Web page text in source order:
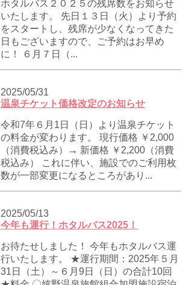
ホタルバス２０２５の残席数をお知らせ
いたします。 先日１３日（火）より予約
をスタートし、残席が少なくなってきた
日もございますので、ご予約はお早め
に！ ６月７日（...
2025/05/31
温泉チケット価格改定のお知らせ
令和7年６月1日（日）より温泉チケット
の料金が変わります。 現行価格 ￥2,000
（消費税込み）→ 新価格 ￥2,200（消費
税込み） これに伴い、施設でのご利用枚
数が一部変更になるところがあり...
2025/05/13
今年も運行！ホタルバス2025！
お待たせしました！ 今年もホタルバス運
行いたします。 ★運行期間：2025年５月
31日（土）～６月9日（日）の合計10回